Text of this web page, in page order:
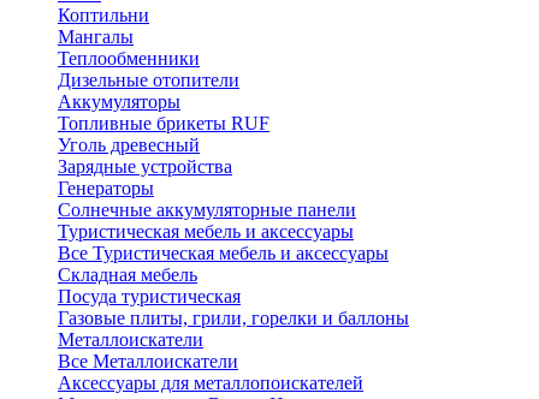
Коптильни
Мангалы
Теплообменники
Дизельные отопители
Аккумуляторы
Топливные брикеты RUF
Уголь древесный
Зарядные устройства
Генераторы
Солнечные аккумуляторные панели
Туристическая мебель и аксессуары
Все Туристическая мебель и аксессуары
Складная мебель
Посуда туристическая
Газовые плиты, грили, горелки и баллоны
Металлоискатели
Все Металлоискатели
Аксессуары для металлопоискателей